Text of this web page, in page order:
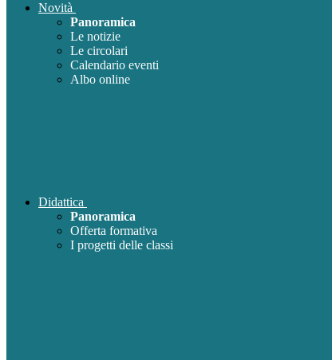
Novità
Panoramica
Le notizie
Le circolari
Calendario eventi
Albo online
Didattica
Panoramica
Offerta formativa
I progetti delle classi